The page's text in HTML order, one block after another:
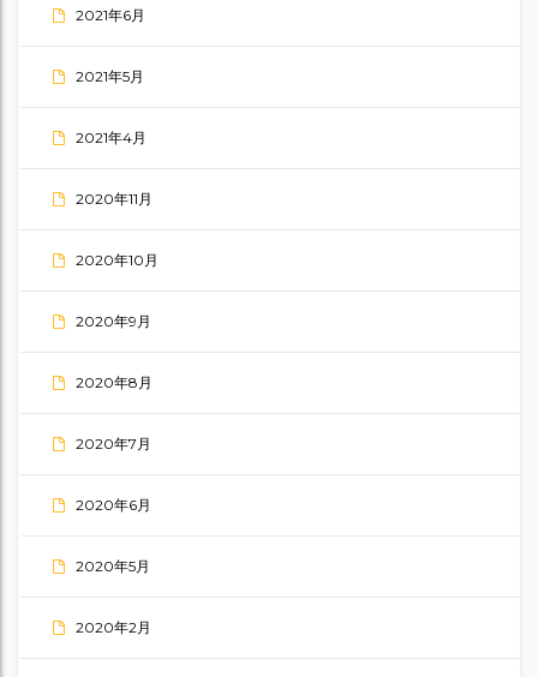
2021年6月
2021年5月
2021年4月
2020年11月
2020年10月
2020年9月
2020年8月
2020年7月
2020年6月
2020年5月
2020年2月